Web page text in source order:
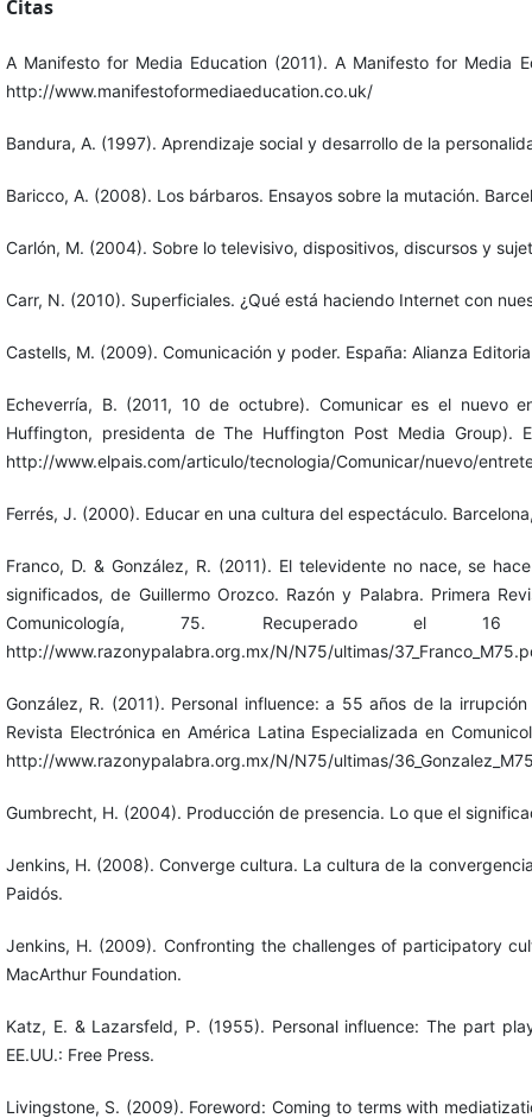
Citas
A Manifesto for Media Education (2011). A Manifesto for Media
http://www.manifestoformediaeducation.co.uk/
Bandura, A. (1997). Aprendizaje social y desarrollo de la
Baricco, A. (2008). Los bárbaros. Ensayos sobre la mutación.
Carlón, M. (2004). Sobre lo televisivo, dispositivos, discursos y
Carr, N. (2010). Superficiales. ¿Qué está haciendo Internet con
Castells, M. (2009). Comunicación y poder. España: Alianza
Echeverría, B. (2011, 10 de octubre). Comunicar es el nuevo
Huffington, presidenta de The Huffington Post Media
http://www.elpais.com/articulo/tecnologia/Comunicar/nuevo/
Ferrés, J. (2000). Educar en una cultura del espectáculo.
Franco, D. & González, R. (2011). El televidente no nace, se
significados, de Guillermo Orozco. Razón y Palabra. Primera
Comunicología, 75. Recuperado
http://www.razonypalabra.org.mx/N/N75/ultimas/
González, R. (2011). Personal influence: a 55 años de la
Revista Electrónica en América Latina Especializada en
http://www.razonypalabra.org.mx/N/N75/ultimas/
Gumbrecht, H. (2004). Producción de presencia. Lo que el
Jenkins, H. (2008). Converge cultura. La cultura de la
Paidós.
Jenkins, H. (2009). Confronting the challenges of participatory
MacArthur Foundation.
Katz, E. & Lazarsfeld, P. (1955). Personal influence: The part
EE.UU.: Free Press.
Livingstone, S. (2009). Foreword: Coming to terms with